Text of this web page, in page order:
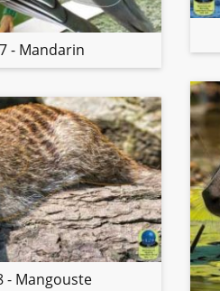
- Mandarin
- Mangouste